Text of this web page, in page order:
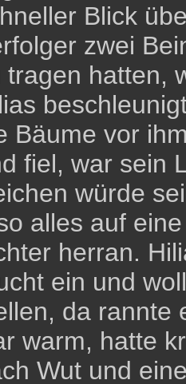
Blick
zwei
tragen hatten,
Bäume vor
fiel, war sein
würde
alles auf
herran.
ein und
da rannte
warm, hatte
Wut und